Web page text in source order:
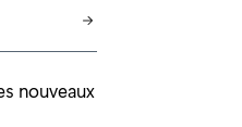
nouveaux